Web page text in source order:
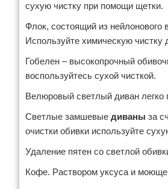
сухую чистку при помощи щетки.
Флок, состоящий из нейлонового
Используйте химическую чистку
Гобелен – высокопрочный
воспользуйтесь сухой чисткой.
Велюровый светлый диван легко
Светлые замшевые диваны за
очистки обивки используйте
Удаление пятен со светлой
Кофе. Раствором уксуса и